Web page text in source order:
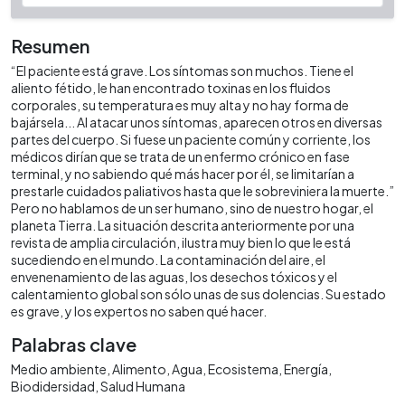
Resumen
“El paciente está grave. Los síntomas son muchos. Tiene el
aliento fétido, le han encontrado toxinas en los fluidos
corporales, su temperatura es muy alta y no hay forma de
bajársela... Al atacar unos síntomas, aparecen otros en diversas
partes del cuerpo. Si fuese un paciente común y corriente, los
médicos dirían que se trata de un enfermo crónico en fase
terminal, y no sabiendo qué más hacer por él, se limitarían a
prestarle cuidados paliativos hasta que le sobreviniera la muerte.”
Pero no hablamos de un ser humano, sino de nuestro hogar, el
planeta Tierra. La situación descrita anteriormente por una
revista de amplia circulación, ilustra muy bien lo que le está
sucediendo en el mundo. La contaminación del aire, el
envenenamiento de las aguas, los desechos tóxicos y el
calentamiento global son sólo unas de sus dolencias. Su estado
es grave, y los expertos no saben qué hacer.
Palabras clave
Medio ambiente Alimento Agua Ecosistema Energía
Biodidersidad Salud Humana